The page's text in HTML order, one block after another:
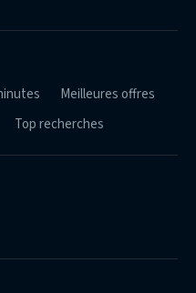
Meilleures offres
Top recherches